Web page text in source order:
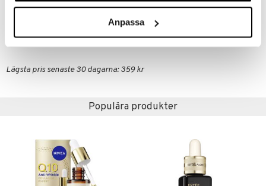
Anpassa
CRD37-S1-10-XX-XX
Lägsta pris senaste 30 dagarna: 359 kr
Populära produkter